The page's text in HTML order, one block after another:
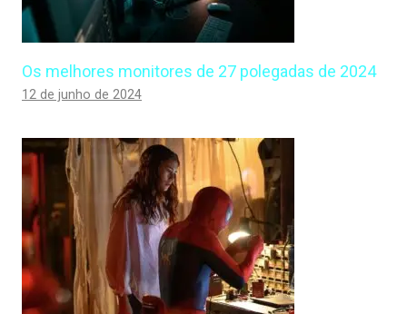
Os melhores monitores de 27 polegadas de 2024
12 de junho de 2024